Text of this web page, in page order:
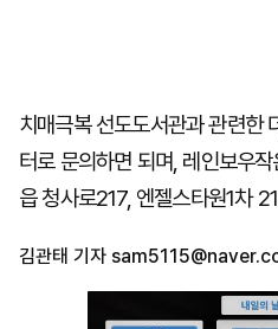
치매극복 선도도서관과 관련한
터로 문의하면 되며, 레인보우
읍 청사로217, 엔젤스타원1차
김관태 기자